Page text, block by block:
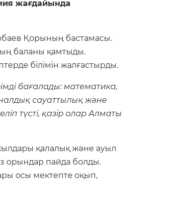
жағдайында
Қорының бастамасы.
баланы қамтыды.
білімін жалғастырды.
бағалады: математика,
сауаттылық және
түсті, қазір олар Алматы
қалалық және ауыл
орындар пайда болды.
осы мектепте оқып,